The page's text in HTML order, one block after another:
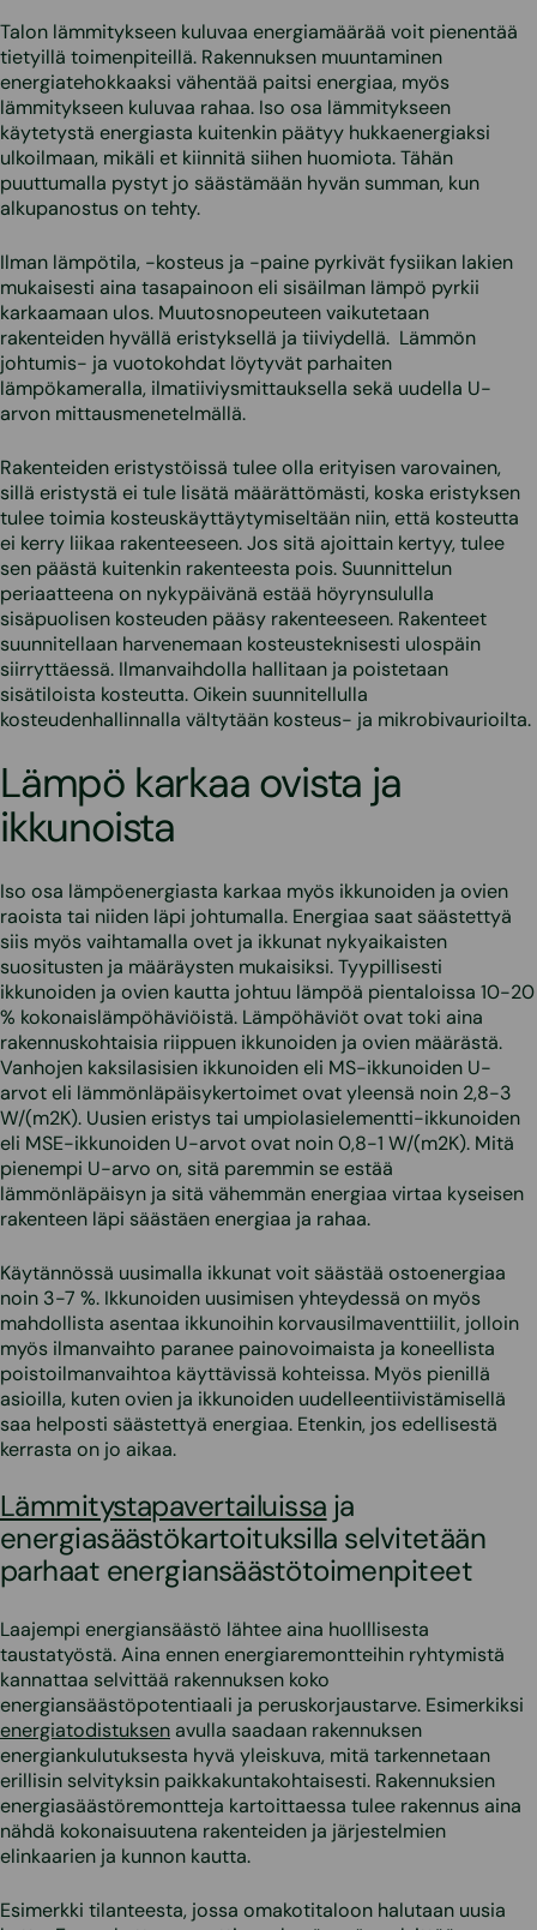
Talon lämmitykseen kuluvaa energiamäärää voit pienentää
tietyillä toimenpiteillä. Rakennuksen muuntaminen
energiatehokkaaksi vähentää paitsi energiaa, myös
lämmitykseen kuluvaa rahaa. Iso osa lämmitykseen
käytetystä energiasta kuitenkin päätyy hukkaenergiaksi
ulkoilmaan, mikäli et kiinnitä siihen huomiota. Tähän
puuttumalla pystyt jo säästämään hyvän summan, kun
alkupanostus on tehty.
Ilman lämpötila, -kosteus ja -paine pyrkivät fysiikan lakien
mukaisesti aina tasapainoon eli sisäilman lämpö pyrkii
karkaamaan ulos. Muutosnopeuteen vaikutetaan
rakenteiden hyvällä eristyksellä ja tiiviydellä. Lämmön
johtumis- ja vuotokohdat löytyvät parhaiten
lämpökameralla, ilmatiiviysmittauksella sekä uudella U-
arvon mittausmenetelmällä.
Rakenteiden eristystöissä tulee olla erityisen varovainen,
sillä eristystä ei tule lisätä määrättömästi, koska eristyksen
tulee toimia kosteuskäyttäytymiseltään niin, että kosteutta
ei kerry liikaa rakenteeseen. Jos sitä ajoittain kertyy, tulee
sen päästä kuitenkin rakenteesta pois. Suunnittelun
periaatteena on nykypäivänä estää höyrynsululla
sisäpuolisen kosteuden pääsy rakenteeseen. Rakenteet
suunnitellaan harvenemaan kosteusteknisesti ulospäin
siirryttäessä. Ilmanvaihdolla hallitaan ja poistetaan
sisätiloista kosteutta. Oikein suunnitellulla
kosteudenhallinnalla vältytään kosteus- ja mikrobivaurioilta.
Lämpö karkaa ovista ja
ikkunoista
Iso osa lämpöenergiasta karkaa myös ikkunoiden ja ovien
raoista tai niiden läpi johtumalla. Energiaa saat säästettyä
siis myös vaihtamalla ovet ja ikkunat nykyaikaisten
suositusten ja määräysten mukaisiksi. Tyypillisesti
ikkunoiden ja ovien kautta johtuu lämpöä pientaloissa 10-20
% kokonaislämpöhäviöistä. Lämpöhäviöt ovat toki aina
rakennuskohtaisia riippuen ikkunoiden ja ovien määrästä.
Vanhojen kaksilasisien ikkunoiden eli MS-ikkunoiden U-
arvot eli lämmönläpäisykertoimet ovat yleensä noin 2,8-3
W/(m2K). Uusien eristys tai umpiolasielementti-ikkunoiden
eli MSE-ikkunoiden U-arvot ovat noin 0,8-1 W/(m2K). Mitä
pienempi U-arvo on, sitä paremmin se estää
lämmönläpäisyn ja sitä vähemmän energiaa virtaa kyseisen
rakenteen läpi säästäen energiaa ja rahaa.
Käytännössä uusimalla ikkunat voit säästää ostoenergiaa
noin 3-7 %. Ikkunoiden uusimisen yhteydessä on myös
mahdollista asentaa ikkunoihin korvausilmaventtiilit, jolloin
myös ilmanvaihto paranee painovoimaista ja koneellista
poistoilmanvaihtoa käyttävissä kohteissa. Myös pienillä
asioilla, kuten ovien ja ikkunoiden uudelleentiivistämisellä
saa helposti säästettyä energiaa. Etenkin, jos edellisestä
kerrasta on jo aikaa.
Lämmitystapavertailuissa ja
energiasäästökartoituksilla selvitetään
parhaat energiansäästötoimenpiteet
Laajempi energiansäästö lähtee aina huolllisesta
taustatyöstä. Aina ennen energiaremontteihin ryhtymistä
kannattaa selvittää rakennuksen koko
energiansäästöpotentiaali ja peruskorjaustarve. Esimerkiksi
energiatodistuksen avulla saadaan rakennuksen
energiankulutuksesta hyvä yleiskuva, mitä tarkennetaan
erillisin selvityksin paikkakuntakohtaisesti. Rakennuksien
energiasäästöremontteja kartoittaessa tulee rakennus aina
nähdä kokonaisuutena rakenteiden ja järjestelmien
elinkaarien ja kunnon kautta.
Esimerkki tilanteesta, jossa omakotitaloon halutaan uusia